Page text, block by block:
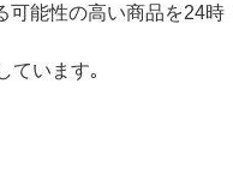
可能性の高い商品を24時
ています｡